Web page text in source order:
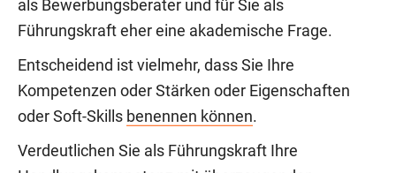
als Bewerbungsberater und für Sie als
Führungskraft eher eine akademische Frage.
Entscheidend ist vielmehr, dass Sie Ihre
Kompetenzen oder Stärken oder Eigenschaften
oder Soft-Skills benennen können.
Verdeutlichen Sie als Führungskraft Ihre